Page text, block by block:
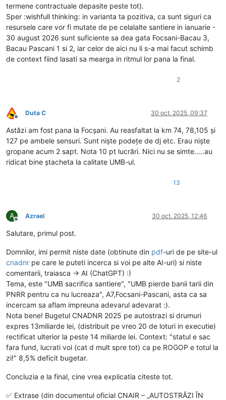
termene contractuale depasite peste tot).
Sper :wishfull thinking: in varianta ta pozitiva, ca sunt siguri ca
resursele care vor fi mutate de pe celalalte santiere in ianuarie -
30 august 2026 sunt suficiente sa dea gata Focsani-Bacau 3,
Bacau Pascani 1 si 2, iar celor de aici nu li s-a mai facut schimb
de context fiind lasati sa mearga in ritmul lor pana la final.
2
Deconectat
Duta C 30 oct. 2025, 09:37
Astăzi am fost pana la Focșani. Au reasfaltat la km 74, 78,105 și
127 pe ambele sensuri. Sunt niște podețe de dj etc. Erau niște
gropane acum 2 sapt. Nota 10 pt lucrări. Nici nu se simte.....au
ridicat bine ștacheta la calitate UMB-ul.
13
A
Deconectat
Azrael 30 oct. 2025, 12:46
Salutare, primul post.
Domnilor, imi permit niste date (obtinute din pdf-uri de pe site-ul
cnadnr pe care le puteti incerca si voi pe alte AI-uri) si niste
comentarii, traiasca -> AI (ChatGPT) :)
Tema, este "UMB sacrifica santiere", "UMB pierde banii tarii din
PNRR pentru ca nu lucreaza", A7,Focsani-Pascani, asta ca sa
incercam sa aflam impreuna adevarul adevarat :).
Nota bene! Bugetul CNADNR 2025 pe autostrazi si drumuri
expres 13miliarde lei, (distribuit pe vreo 20 de loturi in executie)
rectificat ulterior la peste 14 miliarde lei. Context: "statul e sac
fara fund, lucrati voi (cat d mult spre tot) ca pe ROGOP e totul la
zi!" 8,5% deficit bugetar.
Concluzia e la final, cine vrea explicatia citeste tot.
✅ Extrase (din documentul oficial CNAIR – „AUTOSTRĂZI ÎN